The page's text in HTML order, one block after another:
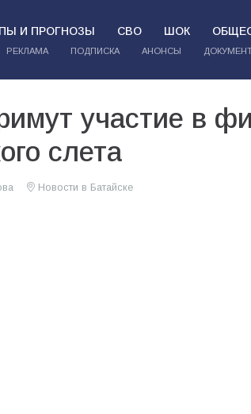
И ПРОГНОЗЫ СВО ШОК
РЕКЛАМА ПОДПИСКА АНОНСЫ
участие в
слета
Новости в Батайске